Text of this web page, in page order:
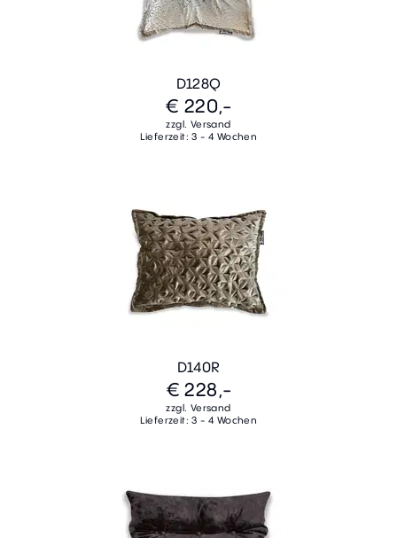
D128Q
€ 220,-
zzgl. Versand
Lieferzeit: 3 - 4 Wochen
D140R
€ 228,-
zzgl. Versand
Lieferzeit: 3 - 4 Wochen